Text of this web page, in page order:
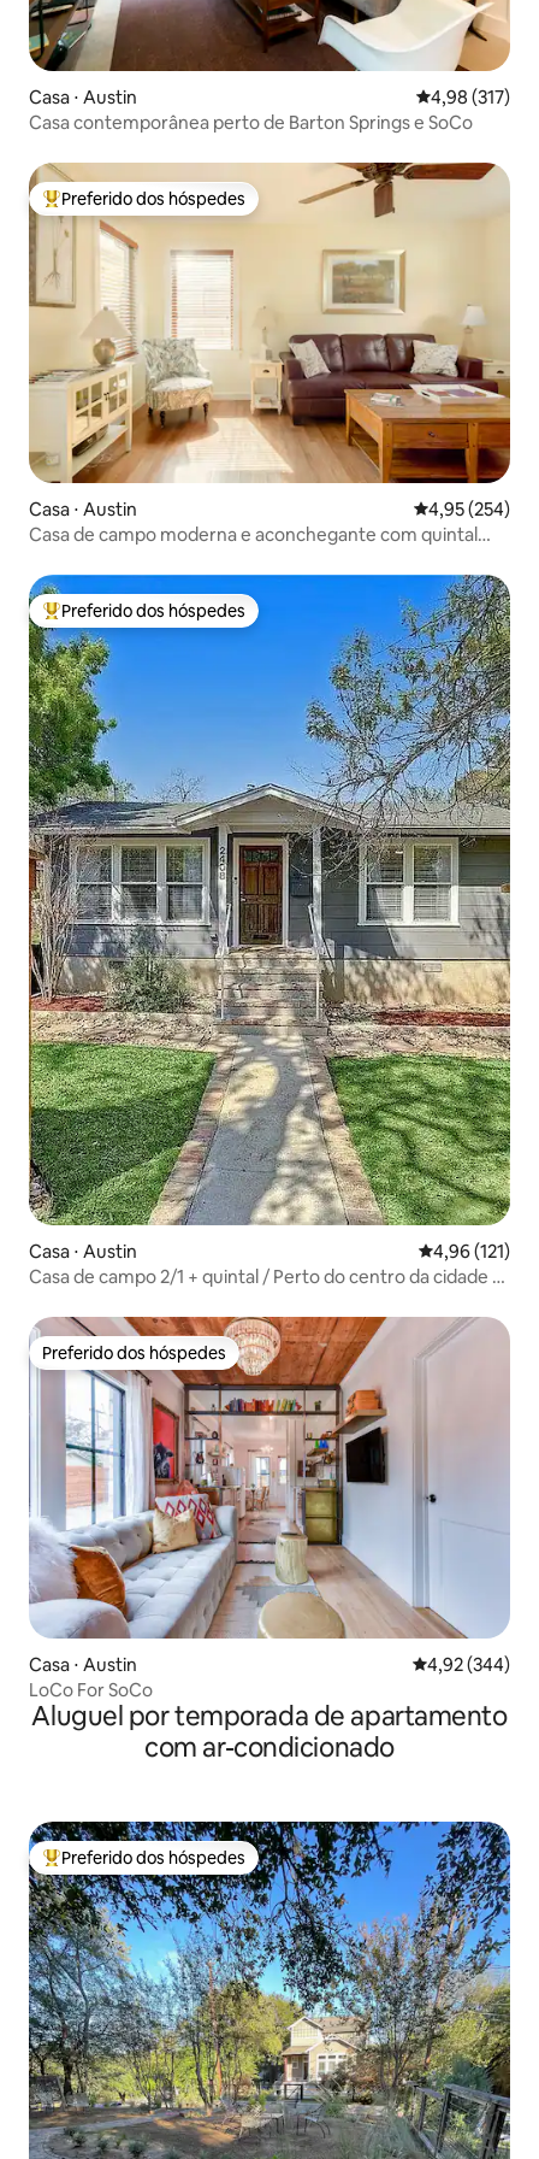
Casa ⋅ Austin 4,98 de uma
4,98 (317)
Casa contemporânea perto de Barton Springs e SoCo
Entre os melhores preferidos dos hóspedes
Preferido dos hóspedes
Casa ⋅ Austin 4,95 de uma
4,95 (254)
Casa de campo moderna e aconchegante com quintal
Entre os melhores preferidos dos hóspedes
Preferido dos hóspedes
Casa ⋅ Austin 4,96 de uma
4,96 (121)
Casa de campo 2/1 + quintal / Perto do centro da cidade e
Preferido dos hóspedes
Preferido dos hóspedes
Casa ⋅ Austin 4,92 de uma
4,92 (344)
LoCo For SoCo
Aluguel por temporada de apartamento
com ar-condicionado
Entre os melhores preferidos dos hóspedes
Preferido dos hóspedes